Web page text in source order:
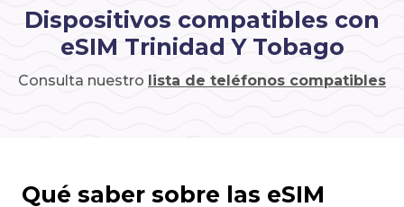
Dispositivos compatibles con
eSIM Trinidad Y Tobago
Consulta nuestro lista de teléfonos compatibles
Qué saber sobre las eSIM